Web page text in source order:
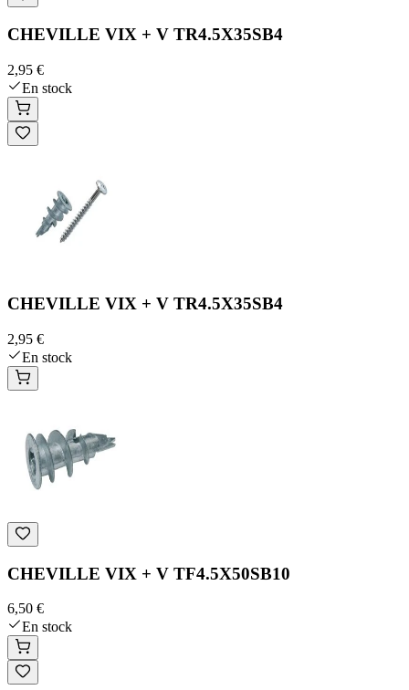
CHEVILLE VIX + V TR4.5X35SB4
2,95 €
En stock
CHEVILLE VIX + V TR4.5X35SB4
2,95 €
En stock
CHEVILLE VIX + V TF4.5X50SB10
6,50 €
En stock